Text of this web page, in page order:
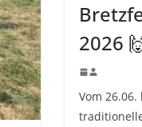
2026
Vom